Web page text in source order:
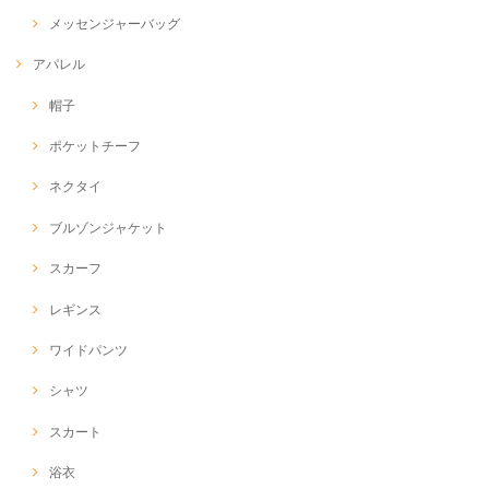
メッセンジャーバッグ
アパレル
帽子
ポケットチーフ
ネクタイ
ブルゾンジャケット
スカーフ
レギンス
ワイドパンツ
シャツ
スカート
浴衣